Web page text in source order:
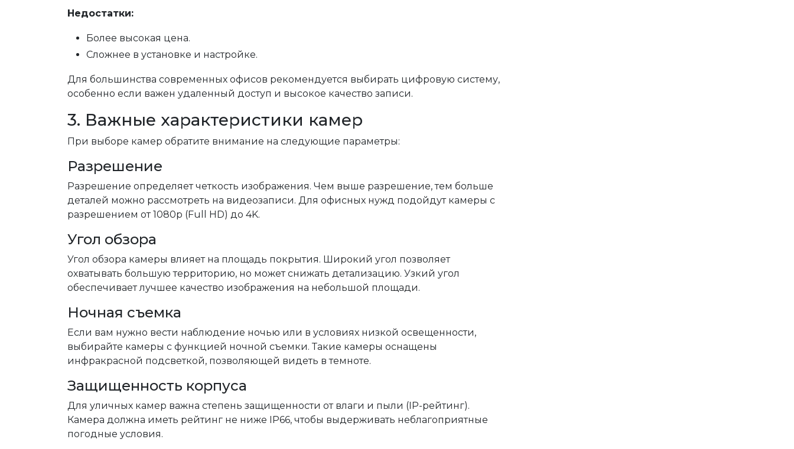
Недостатки:
Более высокая цена.
Сложнее в установке и настройке.
Для большинства современных офисов рекомендуется выбирать цифровую систему,
особенно если важен удаленный доступ и высокое качество записи.
3. Важные характеристики камер
При выборе камер обратите внимание на следующие параметры:
Разрешение
Разрешение определяет четкость изображения. Чем выше разрешение, тем больше
деталей можно рассмотреть на видеозаписи. Для офисных нужд подойдут камеры с
разрешением от 1080p (Full HD) до 4K.
Угол обзора
Угол обзора камеры влияет на площадь покрытия. Широкий угол позволяет
охватывать большую территорию, но может снижать детализацию. Узкий угол
обеспечивает лучшее качество изображения на небольшой площади.
Ночная съемка
Если вам нужно вести наблюдение ночью или в условиях низкой освещенности,
выбирайте камеры с функцией ночной съемки. Такие камеры оснащены
инфракрасной подсветкой, позволяющей видеть в темноте.
Защищенность корпуса
Для уличных камер важна степень защищенности от влаги и пыли (IP-рейтинг).
Камера должна иметь рейтинг не ниже IP66, чтобы выдерживать неблагоприятные
погодные условия.